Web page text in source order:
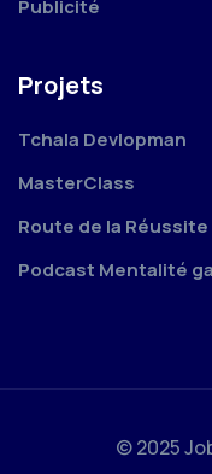
Publicité
Projets
Tchala Devlopman
MasterClass
Route de la Réussite
Podcast Mentalité
© 2025